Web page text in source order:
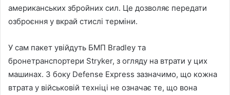
американських збройних сил. Це дозволяє передати
озброєння у вкрай стислі терміни.
У сам пакет увійдуть БМП Bradley та
бронетранспортери Stryker, з огляду на втрати у цих
машинах. З боку Defense Express зазначимо, що кожна
втрата у військовій техніці не означає те, що вона